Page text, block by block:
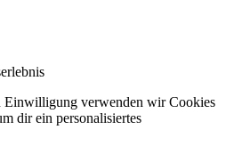
verwenden wir Cookies
dir ein personalisiertes